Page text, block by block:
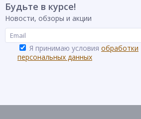
Будьте в курсе!
Новости, обзоры и акции
Я принимаю условия обработки
персональных данных